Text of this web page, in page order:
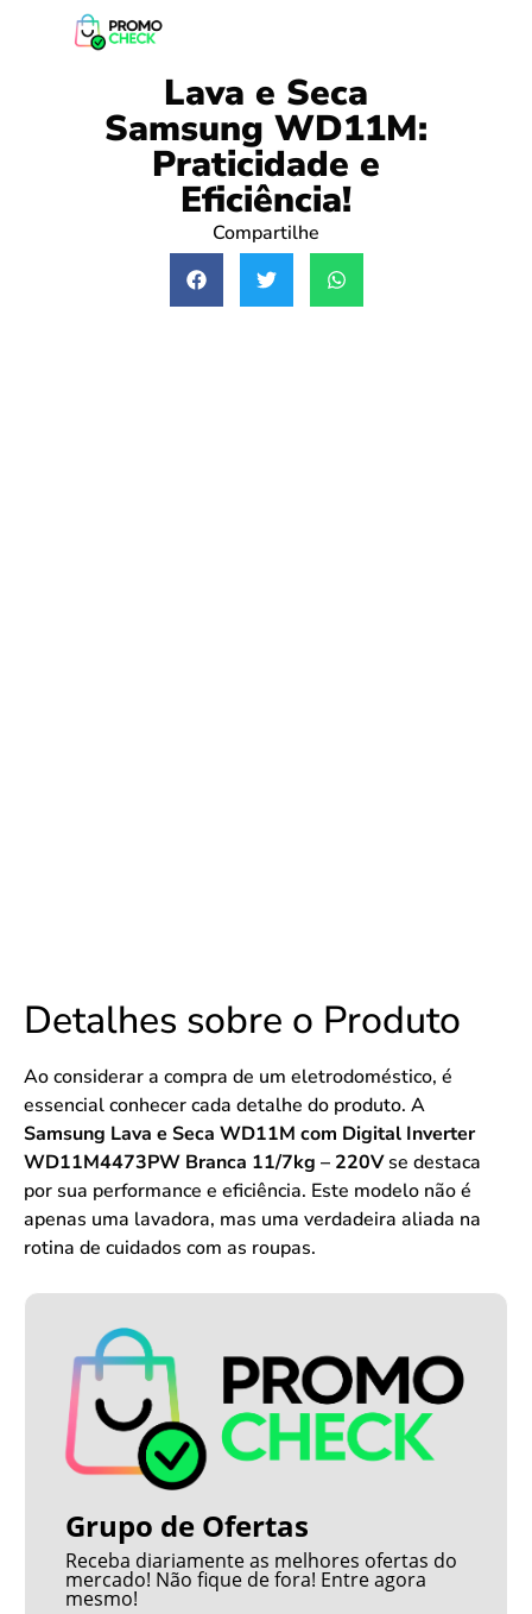
Lava e Seca
Samsung WD11M:
Praticidade e
Eficiência!
Compartilhe
Detalhes sobre o Produto
Ao considerar a compra de um eletrodoméstico, é
essencial conhecer cada detalhe do produto. A
Samsung Lava e Seca WD11M com Digital Inverter
WD11M4473PW Branca 11/7kg – 220Vse destaca
por sua performance e eficiência. Este modelo não é
apenas uma lavadora, mas uma verdadeira aliada na
rotina de cuidados com as roupas.
Grupo de Ofertas
Receba diariamente as melhores ofertas do
mercado! Não fique de fora! Entre agora
mesmo!